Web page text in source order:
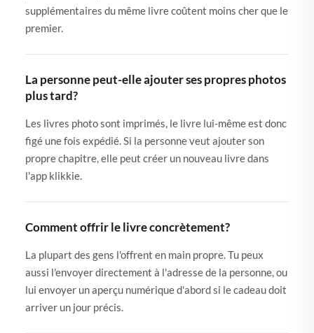
supplémentaires du même livre coûtent moins cher que le
premier.
La personne peut-elle ajouter ses propres photos
plus tard?
Les livres photo sont imprimés, le livre lui-même est donc
figé une fois expédié. Si la personne veut ajouter son
propre chapitre, elle peut créer un nouveau livre dans
l'app klikkie.
Comment offrir le livre concrètement?
La plupart des gens l'offrent en main propre. Tu peux
aussi l'envoyer directement à l'adresse de la personne, ou
lui envoyer un aperçu numérique d'abord si le cadeau doit
arriver un jour précis.